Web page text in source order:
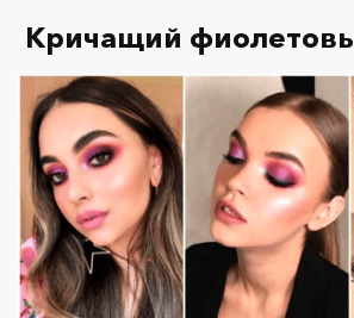
теней, используя более
и активные цвета, но в то же
чтобы общий образ невесты не
перегруженным. Визажисты
любой удачно растушеванный
образ, а только подчеркнет его.
деликатное сияние хайлайтера,
осенью будет актуально, как в
макияже, так и праздничном
Кричащий